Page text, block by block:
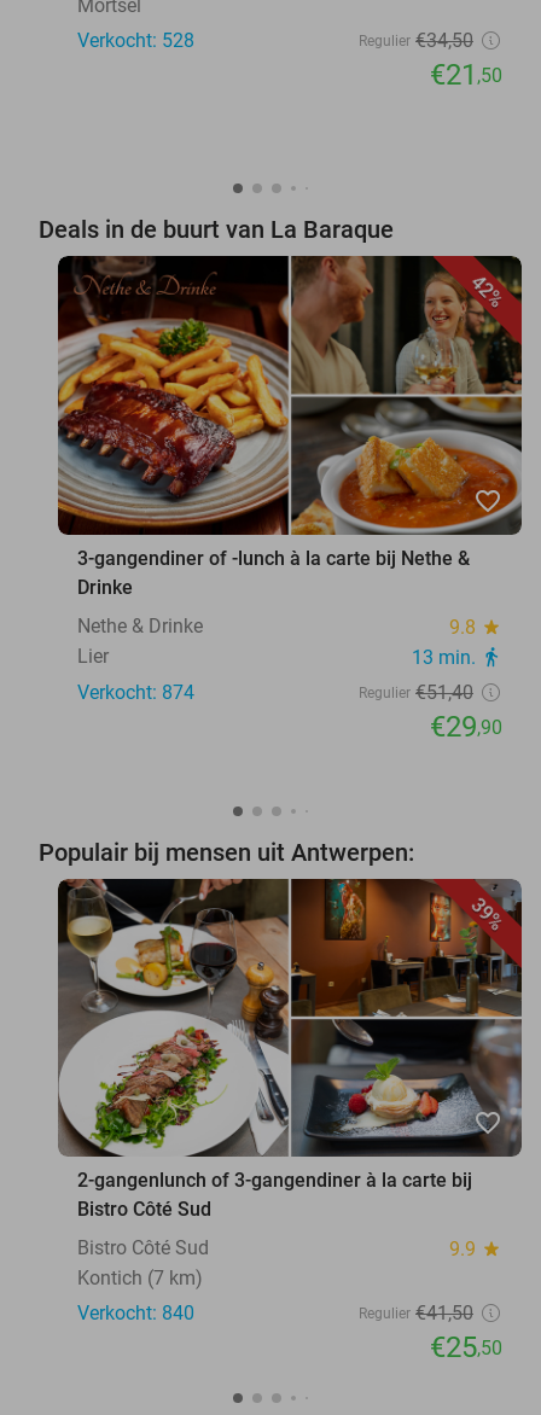
Mortsel
Verkocht: 528
Regulier €34,50
€21 ,50
Deals in de buurt van La Baraque
42%
favorite_border
3-gangendiner of -lunch à la carte bij Nethe &
Drinke
Nethe & Drinke
9.8 star
Lier 13 min. directions_walk
Verkocht: 874 Regulier €51,40
€29,90
Populair bij mensen uit Antwerpen:
39%
favorite_border
2-gangenlunch of 3-gangendiner à la carte bij
Bistro Côté Sud
Bistro Côté Sud
9.9 star
Kontich (7 km)
Verkocht: 840
Regulier €41,50
€25,50